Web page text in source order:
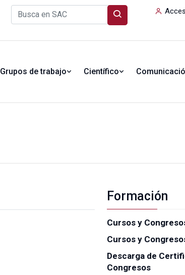
Grupos de trabajo Científico
Formación
Cursos y
Cursos y
Descarga de
Congresos